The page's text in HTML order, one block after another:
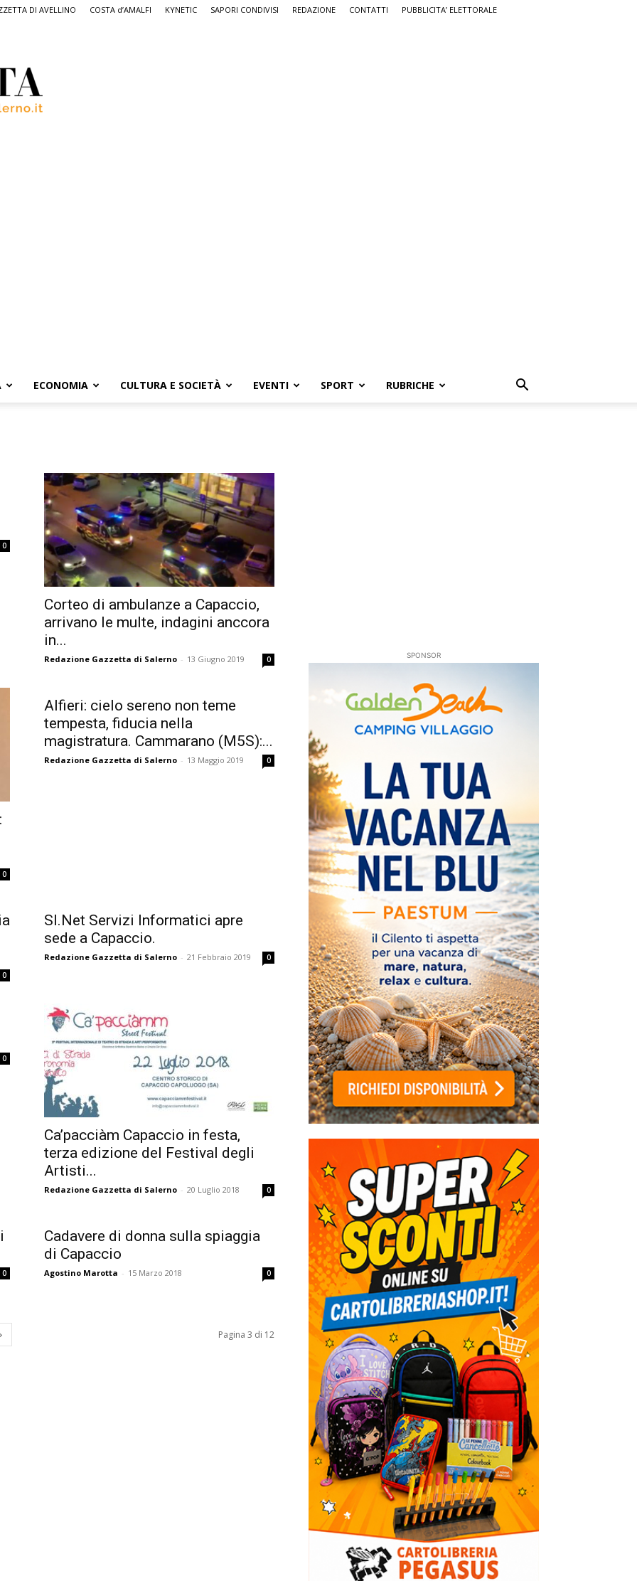
DI AVELLINO COSTA d’AMALFI KYNETIC SAPORI CONDIVISI REDAZIONE CONTATTI PUBBLICITA’ ELETTORALE
ECONOMIA CULTURA E SOCIETÀ EVENTI SPORT RUBRICHE
0
Corteo di ambulanze a Capaccio,
arrivano le multe, indagini anccora
in...
Redazione Gazzetta di Salerno - 13 Giugno 2019 0
0
Alfieri: cielo sereno non teme
tempesta, fiducia nella
magistratura. Cammarano (M5S):...
Redazione Gazzetta di Salerno - 13 Maggio 2019 0
0
SI.Net Servizi Informatici apre
sede a Capaccio.
Redazione Gazzetta di Salerno - 21 Febbraio 2019 0
0
Ca’pacciàm Capaccio in festa,
terza edizione del Festival degli
Artisti...
Redazione Gazzetta di Salerno - 20 Luglio 2018 0
0
Cadavere di donna sulla spiaggia
di Capaccio
Agostino Marotta - 15 Marzo 2018 0
Pagina 3 di 12
SPONSOR